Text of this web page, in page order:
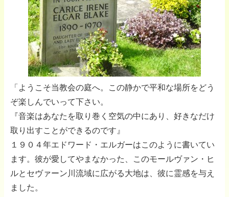
「ようこそ当教会の庭へ。この静かで平和な場所をどう
ぞ楽しんでいって下さい。
『音楽はあなたを取り巻く空気の中にあり、好きなだけ
取り出すことができるのです』
１９０４年エドワード・エルガーはこのように書いてい
ます。彼が愛してやまなかった、このモールヴァン・ヒ
ルとセヴァーン川流域に広がる大地は、彼に霊感を与え
ました。